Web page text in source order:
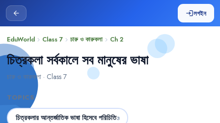
arrow_back loginলগইন
EduWorld chevron_right Class 7 chevron_right চারু ও কারুকলা chevron_right Ch 2
চিত্রকলা সর্বকালে সব মানুষের ভাষা
চারু ও কারুকলা · Class 7
TOPICS
চিত্রকলার আন্তর্জাতিক ভাষা হিসেবে পরিচিতি3